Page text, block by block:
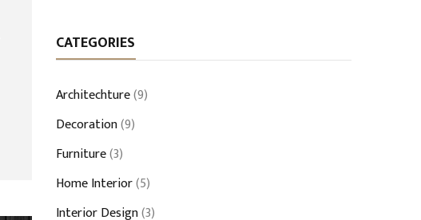
CATEGORIES
Architechture(9)
Decoration(9)
Furniture(3)
Home Interior(5)
Interior Design(3)